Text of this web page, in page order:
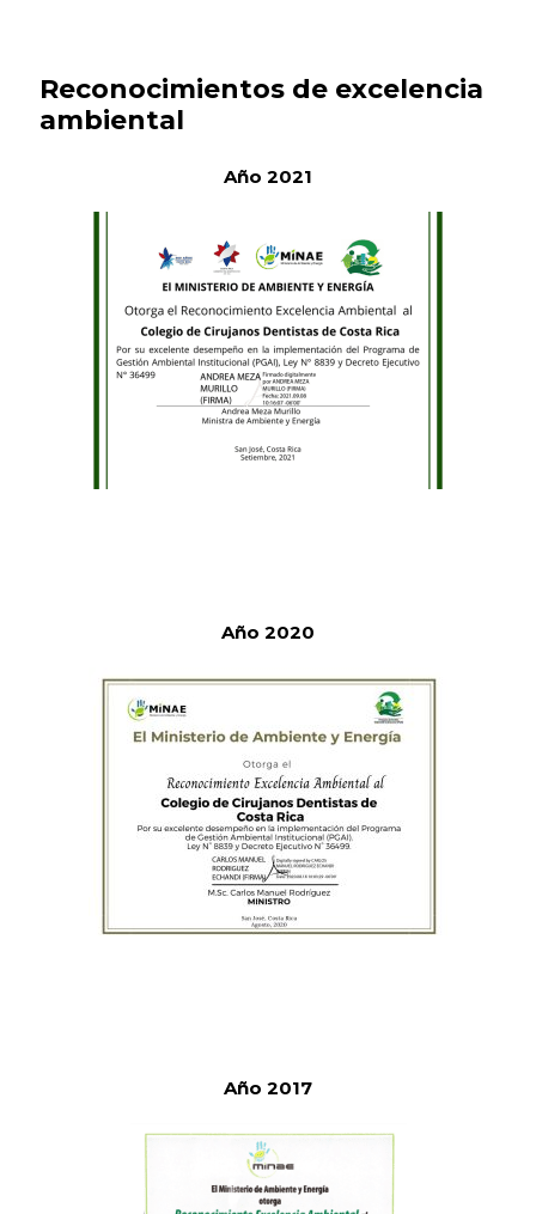
Reconocimientos de excelencia
ambiental
Año 2021
Año 2020
Año 2017